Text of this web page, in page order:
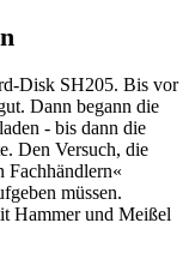
Disk SH205. Bis vor
Dann begann die
- bis dann die
Den Versuch, die
Fachhändlern«
müssen.
Hammer und Meißel